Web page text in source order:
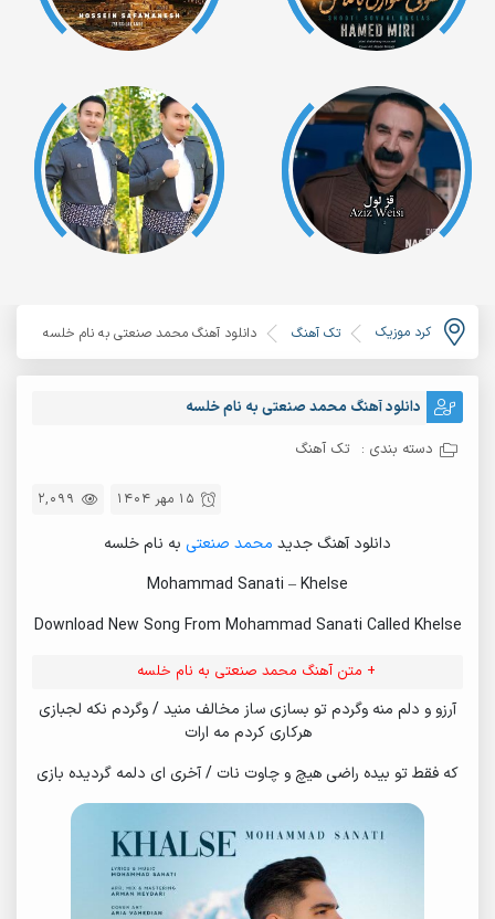
کرد موزیک تک آهنگ دانلود آهنگ محمد صنعتی به نام خلسه
دانلود آهنگ محمد صنعتی به نام خلسه
دسته بندی : تک آهنگ
2,099 15 مهر 1404
دانلود آهنگ جدید محمد صنعتی به نام خلسه
Mohammad Sanati – Khelse
Download New Song From Mohammad Sanati Called Khelse
+ متن آهنگ محمد صنعتی به نام خلسه
آرزو و دلم منه وگردم تو بسازی ساز مخالف منید / وگردم نکه لجبازی
هرکاری کردم مه ارات
که فقط تو بیده راضی هیچ و چاوت نات / آخری ای دلمه گردیده بازی